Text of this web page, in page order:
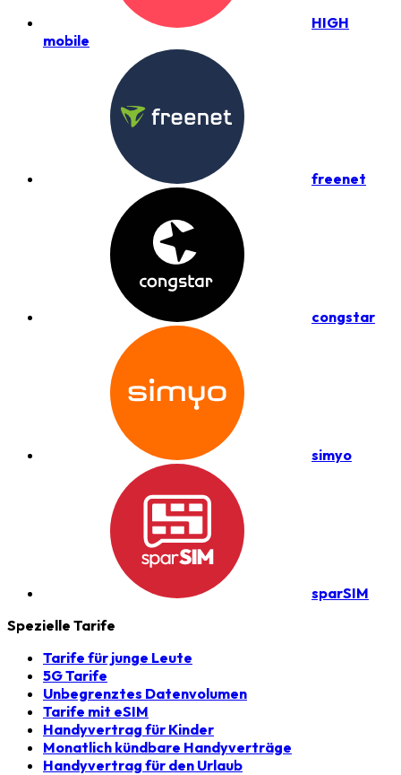
HIGH
mobile
freenet
congstar
simyo
sparSIM
Spezielle Tarife
Tarife für junge Leute
5G Tarife
Unbegrenztes Datenvolumen
Tarife mit eSIM
Handyvertrag für Kinder
Monatlich kündbare Handyverträge
Handyvertrag für den Urlaub